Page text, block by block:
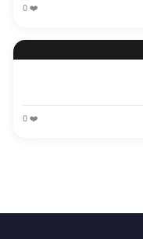
❤️ 0
❤️ 0